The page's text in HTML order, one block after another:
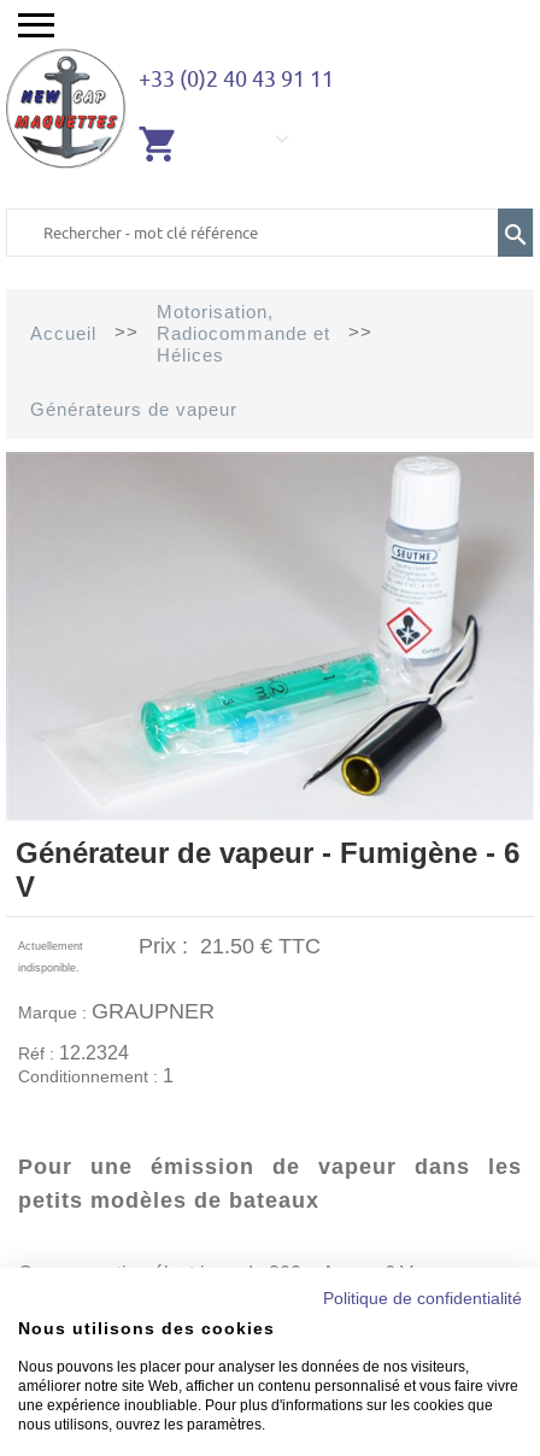
+33 (0)2 40 43 91 11
Accueil >>
Motorisation,
Radiocommande et
Hélices
>>
Générateurs de vapeur
Générateur de vapeur - Fumigène - 6
V
Actuellement
indisponible.
Prix : 21.50 € TTC
Marque : GRAUPNER
Réf : 12.2324
Conditionnement : 1
Pour une émission de vapeur dans les
petits modèles de bateaux
Consommation électrique de 300 mA sous 6 V.
Sachet contenant une fiole de distillat de fumée et une
seringue.
Contenance : 10 ml
Politique de confidentialité
Nous utilisons des cookies
Nous pouvons les placer pour analyser les données de nos visiteurs,
améliorer notre site Web, afficher un contenu personnalisé et vous faire vivre
une expérience inoubliable. Pour plus d'informations sur les cookies que
nous utilisons, ouvrez les paramètres.